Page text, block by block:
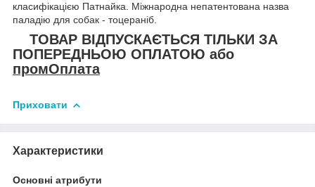
класифікацією Патнайка. Міжнародна непатентована назва
паладію для собак - тоцераніб.
ТОВАР ВІДПУСКАЄТЬСЯ ТІЛЬКИ ЗА
ПОПЕРЕДНЬОЮ ОПЛАТОЮ або
промОплата
Приховати
Характеристики
Основні атрибути